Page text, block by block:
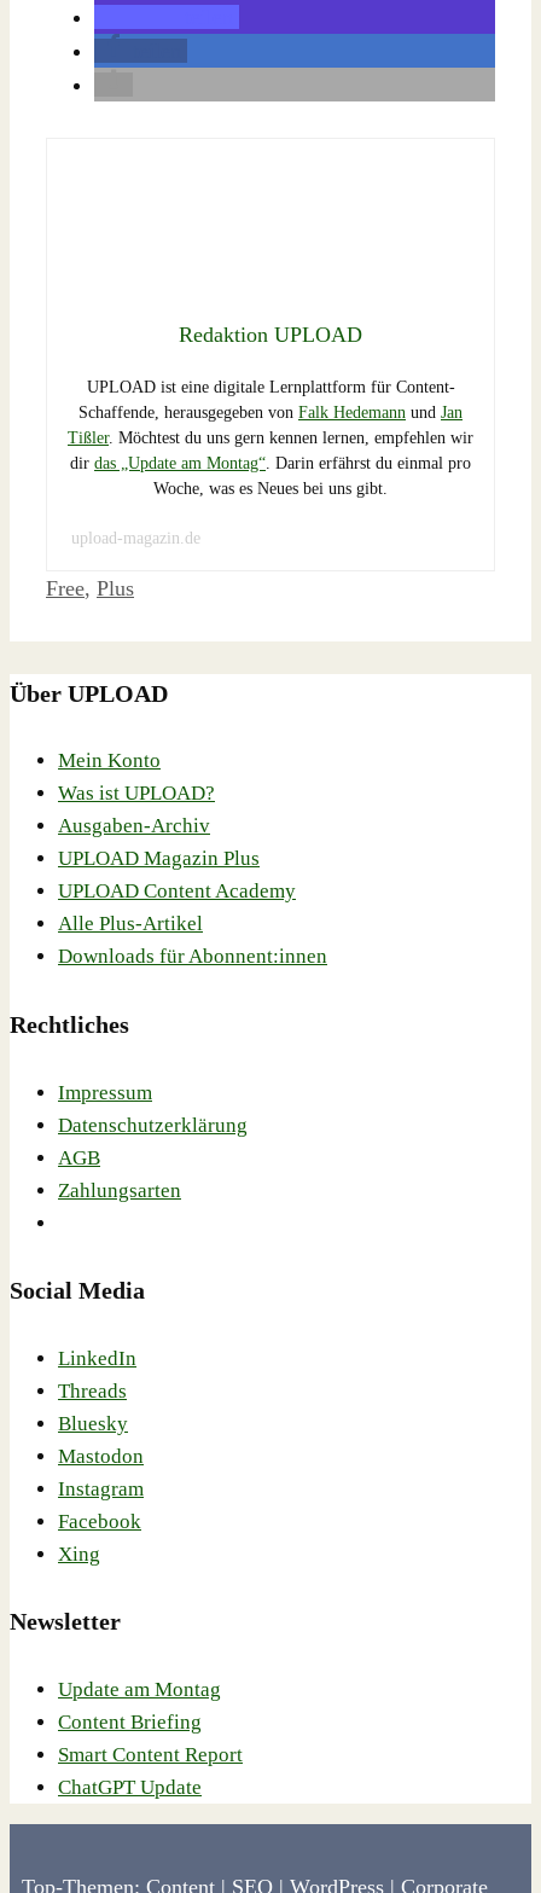
Redaktion UPLOAD
UPLOAD ist eine digitale Lernplattform für Content-
Schaffende, herausgegeben von Falk Hedemann und Jan
Tißler. Möchtest du uns gern kennen lernen, empfehlen wir
dir das „Update am Montag“. Darin erfährst du einmal pro
Woche, was es Neues bei uns gibt.
upload-magazin.de
Schlagwörter
Free, Plus
Über UPLOAD
Mein Konto
Was ist UPLOAD?
Ausgaben-Archiv
UPLOAD Magazin Plus
UPLOAD Content Academy
Alle Plus-Artikel
Downloads für Abonnent:innen
Rechtliches
Impressum
Datenschutzerklärung
AGB
Zahlungsarten
Social Media
LinkedIn
Threads
Bluesky
Mastodon
Instagram
Facebook
Xing
Newsletter
Update am Montag
Content Briefing
Smart Content Report
ChatGPT Update
Top-Themen: Content | SEO | WordPress | Corporate